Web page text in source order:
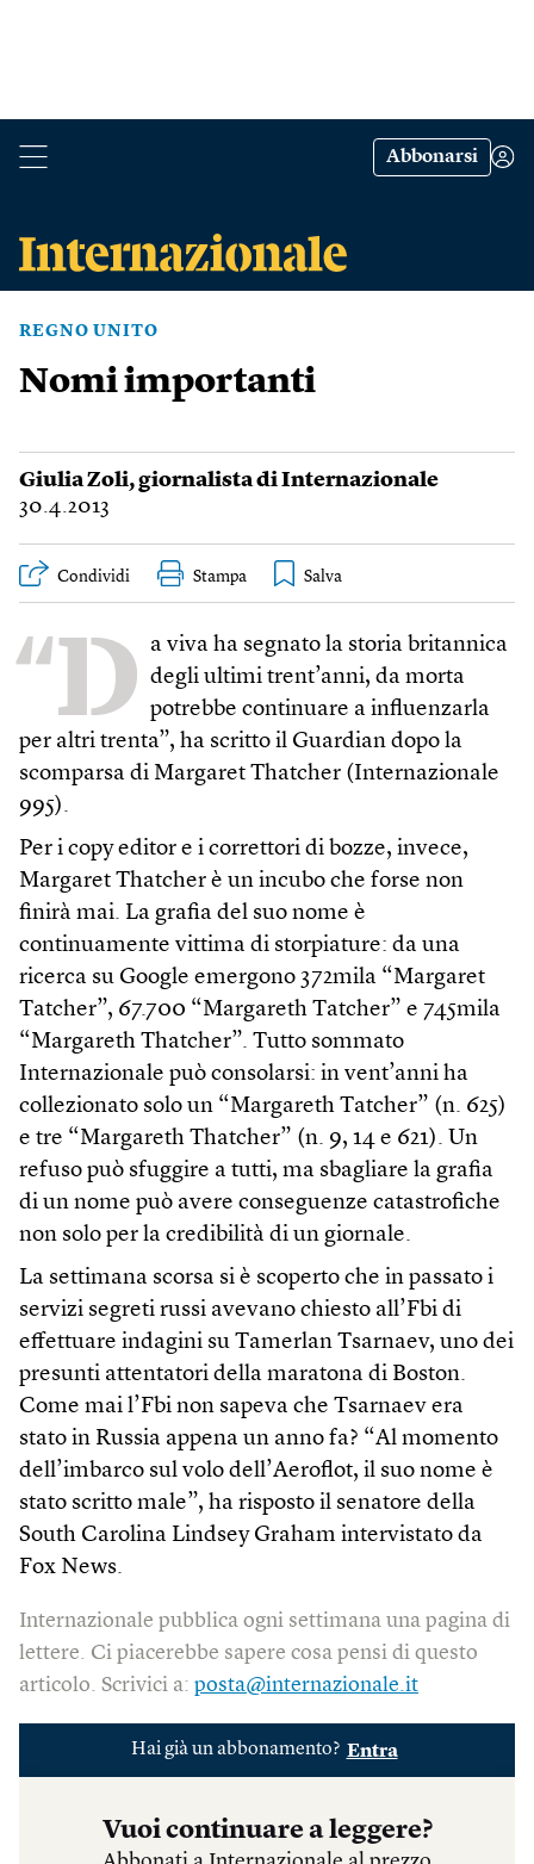
Abbonarsi
REGNO UNITO
Nomi importanti
Giulia Zoli, giornalista di Internazionale
30.4.2013
Condividi Stampa
“D
a viva ha segnato la storia britannica
degli ultimi trent’anni, da morta
potrebbe continuare a influenzarla
per altri trenta”, ha scritto il Guardian dopo la
scomparsa di Margaret Thatcher (Internazionale
995).
Per i copy editor e i correttori di bozze, invece,
Margaret Thatcher è un incubo che forse non
finirà mai. La grafia del suo nome è
continuamente vittima di storpiature: da una
ricerca su Google emergono 372mila “Margaret
Tatcher”, 67.700 “Margareth Tatcher” e 745mila
“Margareth Thatcher”. Tutto sommato
Internazionale può consolarsi: in vent’anni ha
collezionato solo un “Margareth Tatcher” (n. 625)
e tre “Margareth Thatcher” (n. 9, 14 e 621). Un
refuso può sfuggire a tutti, ma sbagliare la grafia
di un nome può avere conseguenze catastrofiche
non solo per la credibilità di un giornale.
La settimana scorsa si è scoperto che in passato i
servizi segreti russi avevano chiesto all’Fbi di
effettuare indagini su Tamerlan Tsarnaev, uno dei
presunti attentatori della maratona di Boston.
Come mai l’Fbi non sapeva che Tsarnaev era
stato in Russia appena un anno fa? “Al momento
dell’imbarco sul volo dell’Aeroflot, il suo nome è
stato scritto male”, ha risposto il senatore della
South Carolina Lindsey Graham intervistato da
Fox News.
Internazionale pubblica ogni settimana una pagina di
lettere. Ci piacerebbe sapere cosa pensi di questo
articolo. Scrivici a: posta@internazionale.it